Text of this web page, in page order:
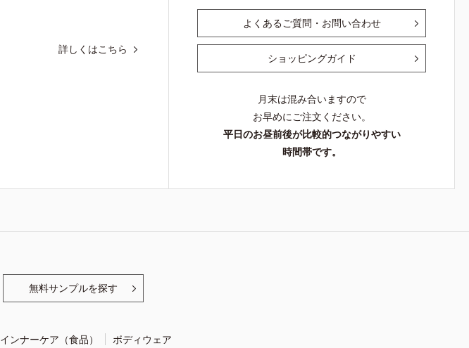
詳しくはこちら
よくあるご質問・お問い合わせ
ショッピングガイド
月末は混み合いますので
お早めにご注文ください。
平日のお昼前後が比較的つながりやすい
時間帯です。
無料サンプルを探す
インナーケア（食品） ボディウェア